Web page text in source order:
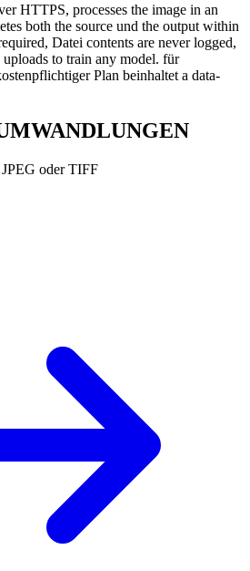
HTTPS, processes the image in an
both the source und the output within
Datei contents are never logged,
to train any model. für
Plan beinhaltet a data-
oder TIFF